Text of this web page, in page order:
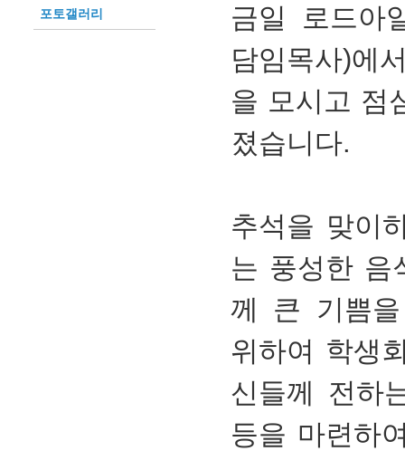
포토갤러리
금일 로드아
담임목사)에
을 모시고 점
졌습니다.
추석을 맞이
는 풍성한 음
께 큰 기쁨
위하여 학생
신들께 전하
등을 마련하